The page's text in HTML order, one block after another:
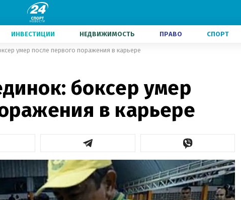
ИНВЕСТИЦИИ НЕДВИЖИМОСТЬ ПРАВО СПОРТ
умер после первого поражения в карьере
боксер умер
в карьере